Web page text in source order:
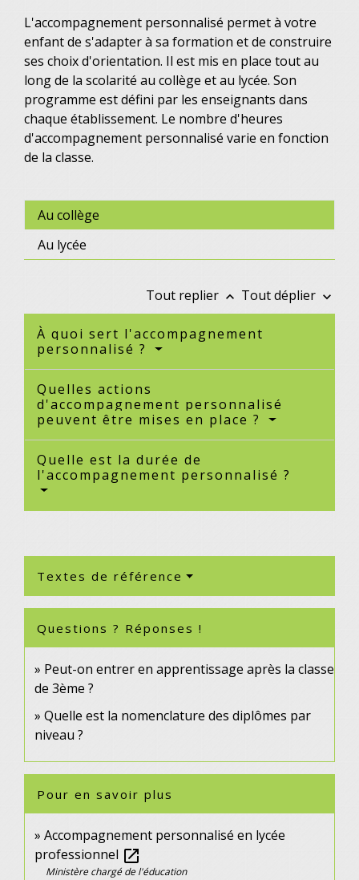
L'accompagnement personnalisé permet à votre
enfant de s'adapter à sa formation et de construire
ses choix d'orientation. Il est mis en place tout au
long de la scolarité au collège et au lycée. Son
programme est défini par les enseignants dans
chaque établissement. Le nombre d'heures
d'accompagnement personnalisé varie en fonction
de la classe.
Au collège
Au lycée
Tout replier keyboard_arrow_up Tout déplier keyboard_arrow_down
À quoi sert l'accompagnement
personnalisé ?
Quelles actions
d'accompagnement personnalisé
peuvent être mises en place ?
Quelle est la durée de
l'accompagnement personnalisé ?
Textes de référence
Questions ? Réponses !
Peut-on entrer en apprentissage après la classe
de 3ème ?
Quelle est la nomenclature des diplômes par
niveau ?
Pour en savoir plus
Accompagnement personnalisé en lycée
professionnel open_in_new
Ministère chargé de l'éducation